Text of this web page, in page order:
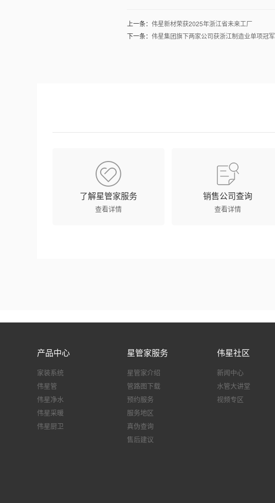
上一条： 伟星新材荣获2025年浙江省未来工厂
下一条： 伟星集团旗下两家公司获浙江制造业单项冠军
了解星管家服务
查看详情
销售公司查询
查看详情
产品中心
家装系统
伟星管
伟星净水
伟星采暖
伟星厨卫
星管家服务
星管家介绍
管路图下载
预约服务
服务地区
真伪查询
售后建议
伟星社区
新闻中心
水管大讲堂
视频专区